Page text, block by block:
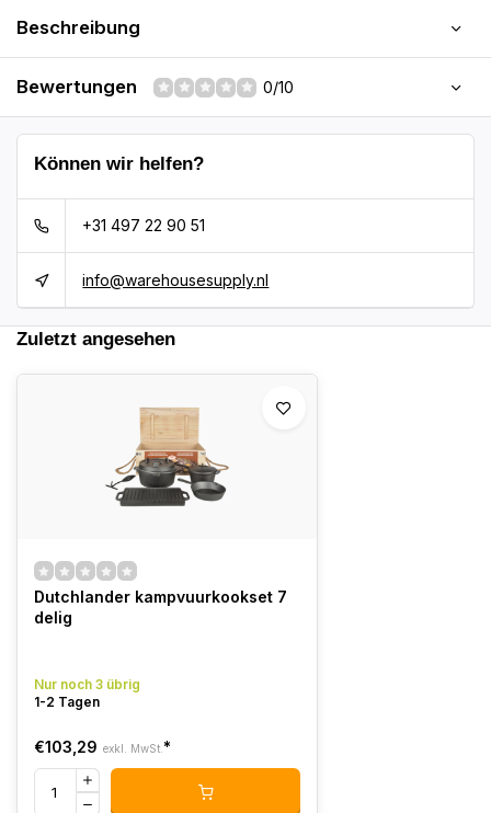
Beschreibung
Bewertungen 0/10
Können wir helfen?
+31 497 22 90 51
info@warehousesupply.nl
Zuletzt angesehen
Dutchlander kampvuurkookset 7
delig
Nur noch 3 übrig
1-2 Tagen
€103,29 exkl. MwSt. *